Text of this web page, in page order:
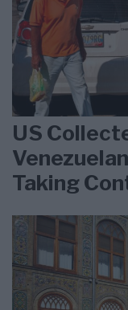
US
Taking